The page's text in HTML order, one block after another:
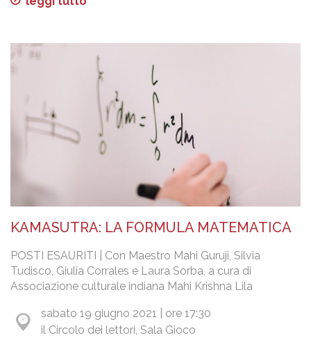
KAMASUTRA: LA FORMULA MATEMATICA
POSTI ESAURITI | Con Maestro Mahi Guruji, Silvia
Tudisco, Giulia Corrales e Laura Sorba, a cura di
Associazione culturale indiana Mahi Krishna Lila
sabato 19 giugno 2021 | ore 17:30
il Circolo dei lettori, Sala Gioco